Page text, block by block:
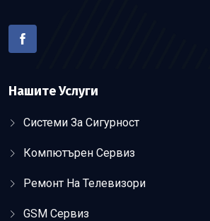
Нашите Услуги
Системи За Сигурност
Компютърен Сервиз
Ремонт На Телевизори
GSM Сервиз